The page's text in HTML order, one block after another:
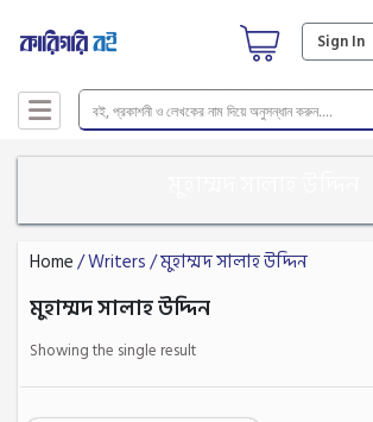
Sign In
Home/ Writers / মুহাম্মদ সালাহ উদ্দিন
মুহাম্মদ সালাহ উদ্দিন
Showing the single result